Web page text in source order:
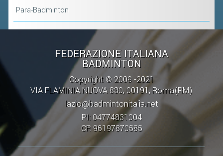
Para-Badminton
FEDERAZIONE ITALIANA
BADMINTON
Copyright © 2009 -2021
VIA FLAMINIA NUOVA 830, 00191, Roma(RM)
lazio@badmintonitalia.net
PI: 04774831004
CF: 96197870585